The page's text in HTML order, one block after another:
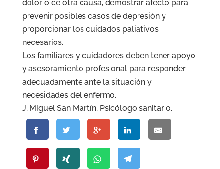
dolor o de otra causa, demostrar afecto para
prevenir posibles casos de depresión y
proporcionar los cuidados paliativos
necesarios.
Los familiares y cuidadores deben tener apoyo
y asesoramiento profesional para responder
adecuadamente ante la situación y
necesidades del enfermo.
J. Miguel San Martín. Psicólogo sanitario.